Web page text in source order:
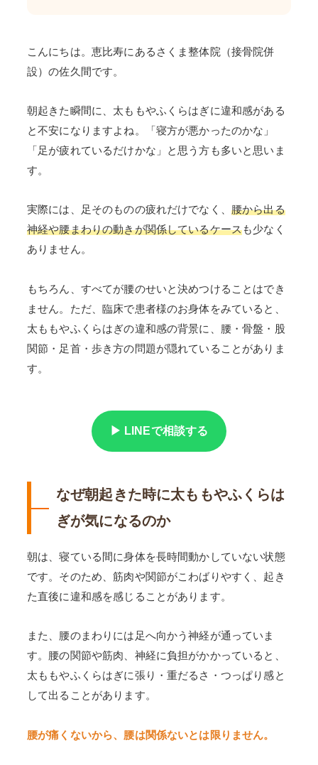
こんにちは。恵比寿にあるさくま整体院（接骨院併
設）の佐久間です。
朝起きた瞬間に、太ももやふくらはぎに違和感がある
と不安になりますよね。「寝方が悪かったのかな」
「足が疲れているだけかな」と思う方も多いと思いま
す。
実際には、足そのものの疲れだけでなく、 腰から出る
神経や腰まわりの動きが関係しているケースも少なく
ありません。
もちろん、すべてが腰のせいと決めつけることはでき
ません。ただ、臨床で患者様のお身体をみていると、
太ももやふくらはぎの違和感の背景に、腰・骨盤・股
関節・足首・歩き方の問題が隠れていることがありま
す。
▶ LINEで相談する
なぜ朝起きた時に太ももやふくらは
ぎが気になるのか
朝は、寝ている間に身体を長時間動かしていない状態
です。そのため、筋肉や関節がこわばりやすく、起き
た直後に違和感を感じることがあります。
また、腰のまわりには足へ向かう神経が通っていま
す。腰の関節や筋肉、神経に負担がかかっていると、
太ももやふくらはぎに張り・重だるさ・つっぱり感と
して出ることがあります。
腰が痛くないから、腰は関係ないとは限りません。